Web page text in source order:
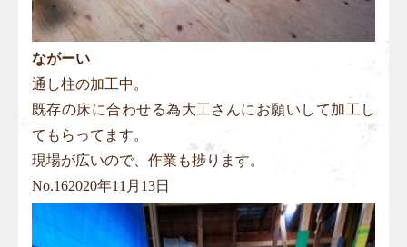
ながーい
通し柱の加工中。
既存の床に合わせる為大工さんにお願いして加工し
てもらってます。
現場が広いので、作業も捗ります。
No.162020年11月13日